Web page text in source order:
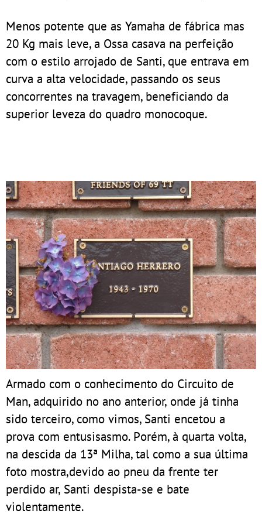
Menos potente que as Yamaha de fábrica mas
20 Kg mais leve, a Ossa casava na perfeição
com o estilo arrojado de Santi, que entrava em
curva a alta velocidade, passando os seus
concorrentes na travagem, beneficiando da
superior leveza do quadro monocoque.
Armado com o conhecimento do Circuito de
Man, adquirido no ano anterior, onde já tinha
sido terceiro, como vimos, Santi encetou a
prova com entusisasmo. Porém, à quarta volta,
na descida da 13ª Milha, tal como a sua última
foto mostra,devido ao pneu da frente ter
perdido ar, Santi despista-se e bate
violentamente.